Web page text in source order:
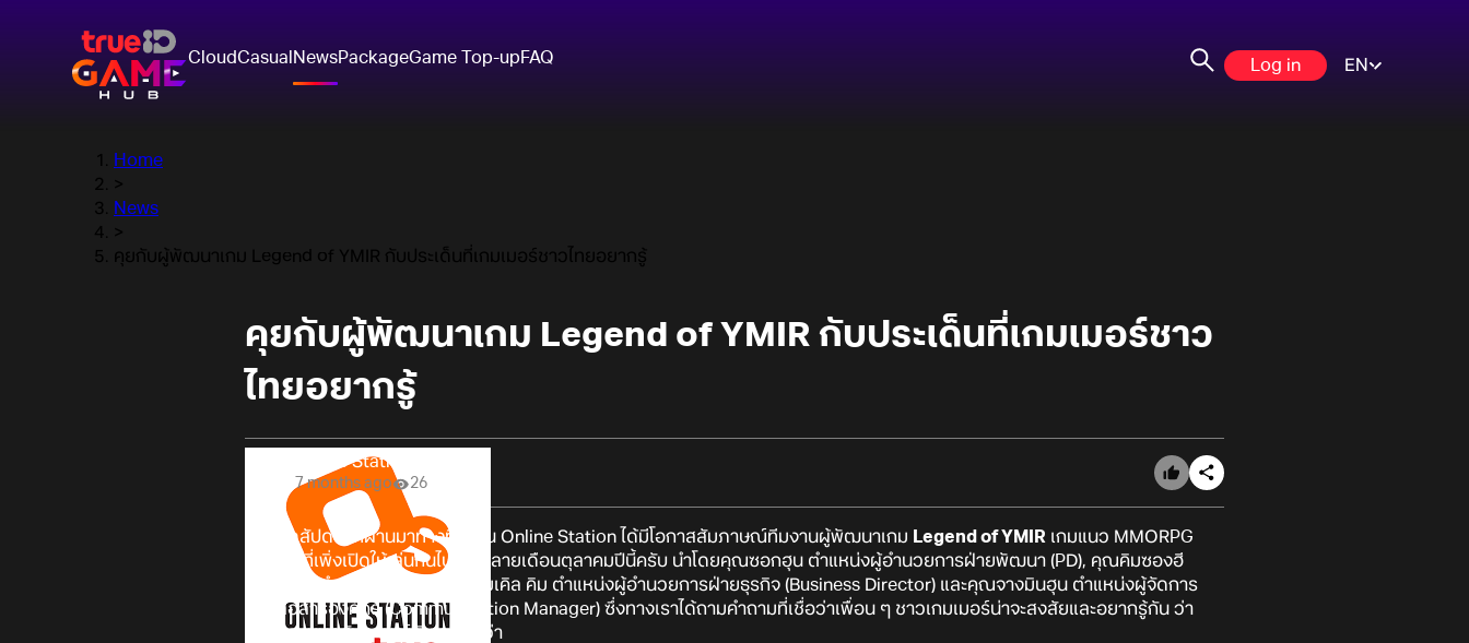
CloudCasual NewsPackageGame Top-upFAQ Log in EN
Home
>
News
>
คุยกับผู้พัฒนาเกม Legend of YMIR กับประเด็นที่เกมเมอร์ชาวไทยอยากรู้
คุยกับผู้พัฒนาเกม Legend of YMIR กับประเด็นที่เกมเมอร์ชาว
ไทยอยากรู้
Online Station
7 months ago 26
ช่วงสุดสัปดาห์ที่ผ่านมาทางทีมงาน Online Station ได้มีโอกาสสัมภาษณ์ทีมงานผู้พัฒนาเกม Legend of YMIR เกมแนว MMORPG
หน้าใหม่ที่เพิ่งเปิดให้เล่นกันไปเมื่อปลายเดือนตุลาคมปีนี้ครับ นำโดยคุณซอกฮุน ตำแหน่งผู้อำนวยการฝ่ายพัฒนา (PD), คุณคิมซองฮี
ตำแหน่งผู้กำกับ (Director), คุณไมเคิล คิม ตำแหน่งผู้อำนวยการฝ่ายธุรกิจ (Business Director) และคุณจางมินฮุน ตำแหน่งผู้จัดการ
ฝ่ายสื่อสารองค์กร (Communication Manager) ซึ่งทางเราได้ถามคำถามที่เชื่อว่าเพื่อน ๆ ชาวเกมเมอร์น่าจะสงสัยและอยากรู้กัน ว่า
แล้วมาชมบทสัมภาษณ์กันเลยดีกว่า